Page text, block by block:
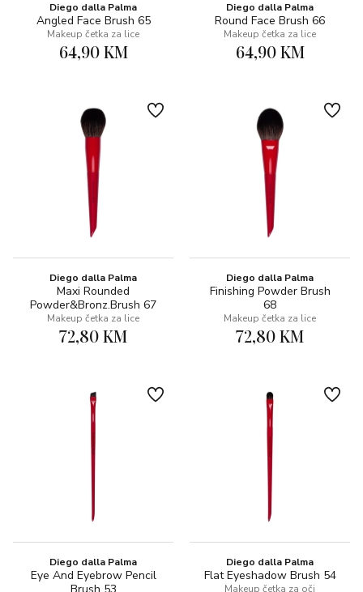
Diego dalla Palma
Angled Face Brush 65
Makeup četka za lice
64,90 KM
Diego dalla Palma
Round Face Brush 66
Makeup četka za lice
64,90 KM
Diego dalla Palma
Maxi Rounded
Powder&Bronz.Brush 67
Makeup četka za lice
72,80 KM
Diego dalla Palma
Finishing Powder Brush
68
Makeup četka za lice
72,80 KM
Diego dalla Palma
Eye And Eyebrow Pencil
Diego dalla Palma
Flat Eyeshadow Brush 54
Makeup četka za oči